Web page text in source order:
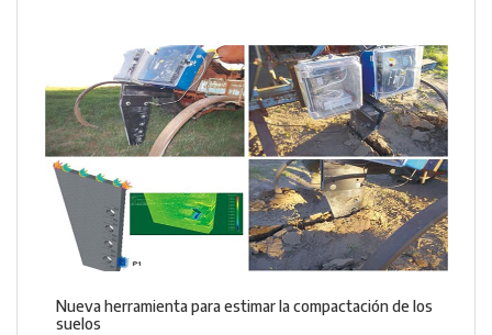
Nueva herramienta para estimar la compactación de los
suelos